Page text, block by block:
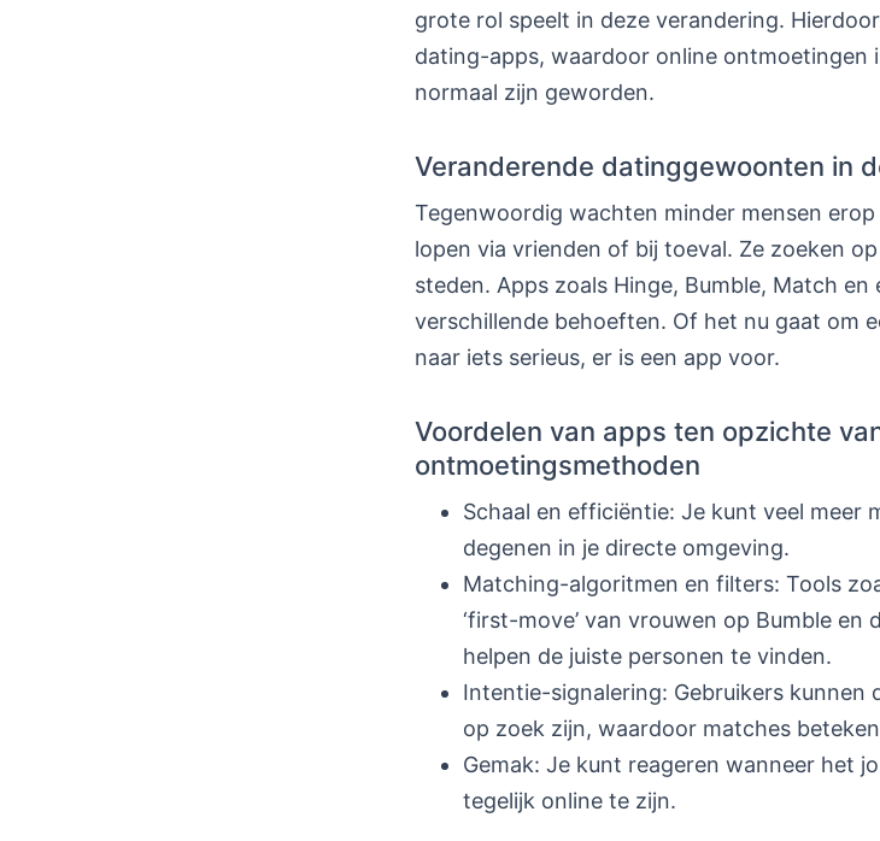
grote rol speelt in deze verandering.
dating-apps, waardoor online ontmoetingen
normaal zijn geworden.
Veranderende datinggewoonten in
Tegenwoordig wachten minder mensen
lopen via vrienden of bij toeval. Ze zoeken
steden. Apps zoals Hinge, Bumble, Match
verschillende behoeften. Of het nu gaat om
naar iets serieus, er is een app voor.
Voordelen van apps ten opzichte
ontmoetingsmethoden
Schaal en efficiëntie: Je kunt veel meer
degenen in je directe omgeving.
Matching-algoritmen en filters: Tools
‘first-move’ van vrouwen op Bumble
helpen de juiste personen te vinden.
Intentie-signalering: Gebruikers kunnen
op zoek zijn, waardoor matches
Gemak: Je kunt reageren wanneer het
tegelijk online te zijn.